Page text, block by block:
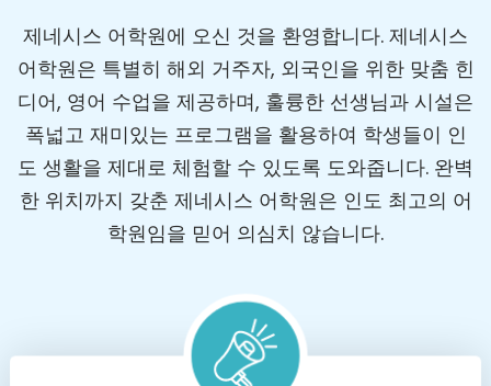
제네시스 어학원에 오신 것을 환영합니다. 제네시스
어학원은 특별히 해외 거주자, 외국인을 위한 맞춤 힌
디어, 영어 수업을 제공하며, 훌륭한 선생님과 시설은
폭넓고 재미있는 프로그램을 활용하여 학생들이 인
도 생활을 제대로 체험할 수 있도록 도와줍니다. 완벽
한 위치까지 갖춘 제네시스 어학원은 인도 최고의 어
학원임을 믿어 의심치 않습니다.